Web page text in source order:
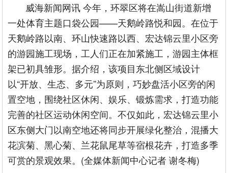
威海新闻网讯 今年，环翠区将在嵩山街道新增
一处体育主题口袋公园——天鹅岭路悦和园。在位于
天鹅岭路以南、环山快速路以西、宏达锦云里小区旁
的游园施工现场，工人们正在加紧施工，游园主体框
架已初具雏形。据介绍，该项目东北侧区域设计
以“开放、生态、多元”为原则，巧妙盘活小区旁的闲
置空地，围绕社区休闲、娱乐、锻炼需求，打造功能
完善的社区运动休闲空间。不仅如此，宏达锦云里小
区东侧大门以南空地还将同步开展绿化整治，混播大
花滨菊、黑心菊、兰花鼠尾草等宿根花卉，打造多季
可赏的景观效果。(全媒体新闻中心记者 谢冬梅)